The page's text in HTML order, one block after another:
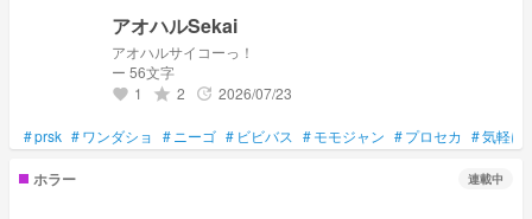
アオハルSekai
アオハルサイコーっ！
ー 56文字
favorite 1 grade 2 update 2026/07/23
#prsk #ワンダショ #ニーゴ # ビビバス #モモジャン #プロセカ #気軽に
ホラー 連載中